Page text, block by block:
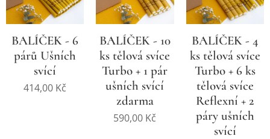
BALÍČEK - 6
párů Ušních
svící
414,00 Kč
BALÍČEK - 10
ks tělová svíce
Turbo + 1 pár
ušních svící
zdarma
590,00 Kč
BALÍČEK - 4
ks tělová svíce
Turbo + 6 ks
tělová svíce
Reflexní + 2
páry ušních
svící